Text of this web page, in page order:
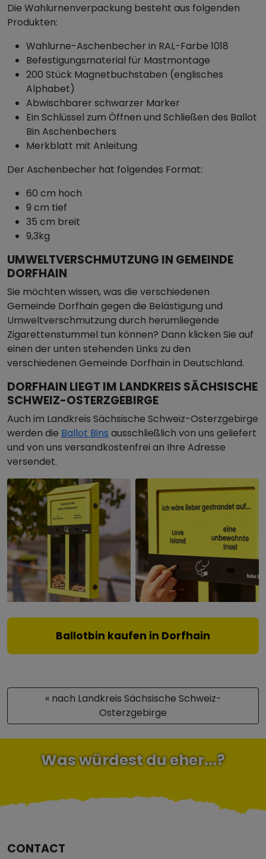
Die Wahlurnenverpackung besteht aus folgenden
Produkten:
Wahlurne-Aschenbecher in RAL-Farbe 1018
Befestigungsmaterial für Mastmontage
200 Stück Magnetbuchstaben (englisches
Alphabet)
Abwischbarer schwarzer Marker
Ein Schlüssel zum Öffnen und Schließen des Ballot
Bin Aschenbechers
Merkblatt mit Anleitung
Der Aschenbecher hat folgendes Format:
60 cm hoch
9 cm tief
35 cm breit
9,3kg
UMWELTVERSCHMUTZUNG IN GEMEINDE
DORFHAIN
Sie möchten wissen, was die verschiedenen
Gemeinde Dorfhain gegen die Belästigung und
Umweltverschmutzung durch herumliegende
Zigarettenstummel tun können? Dann klicken Sie auf
einen der unten stehenden Links zu den
verschiedenen Gemeinde Dorfhain in Deutschland.
DORFHAIN LIEGT IM LANDKREIS SÄCHSISCHE
SCHWEIZ-OSTERZGEBIRGE
Auch im Landkreis Sächsische Schweiz-Osterzgebirge
werden die Ballot Bins ausschließlich von uns geliefert
und von uns versandkostenfrei an Ihre Adresse
versendet.
Ballotbin kaufen in Dorfhain
« nach Landkreis Sächsische Schweiz-
Osterzgebirge
Was würdest du eher...?
CONTACT